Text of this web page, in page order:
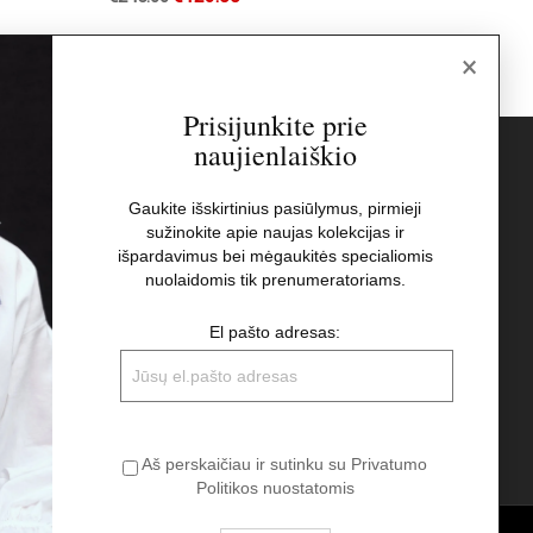
El pašto adresas:
Politikos nuostatomis
×
Prisijunkite prie
naujienlaiškio
Gaukite išskirtinius pasiūlymus, pirmieji
sužinokite apie naujas kolekcijas ir
išpardavimus bei mėgaukitės specialiomis
nuolaidomis tik prenumeratoriams.
El pašto adresas:
Aš perskaičiau ir sutinku su Privatumo
Politikos nuostatomis